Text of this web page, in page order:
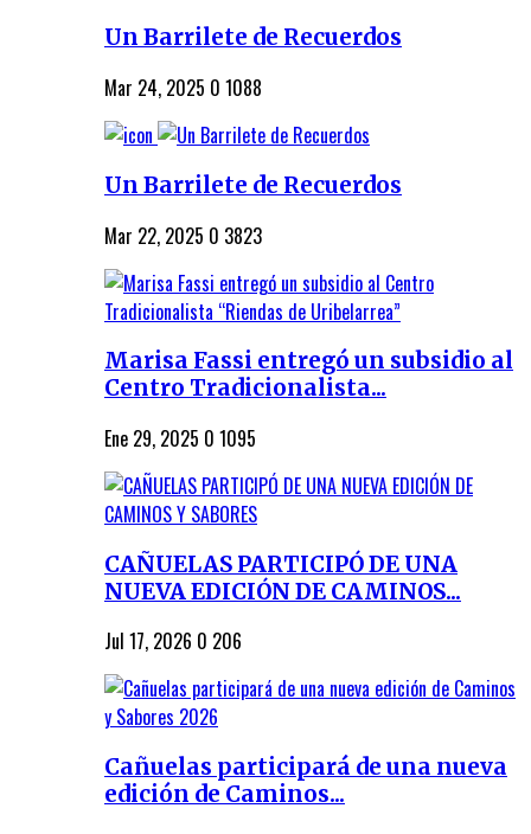
Un Barrilete de Recuerdos
Mar 24, 2025 0 1088
Un Barrilete de Recuerdos
Mar 22, 2025 0 3823
Marisa Fassi entregó un subsidio al
Centro Tradicionalista...
Ene 29, 2025 0 1095
CAÑUELAS PARTICIPÓ DE UNA
NUEVA EDICIÓN DE CAMINOS...
Jul 17, 2026 0 206
Cañuelas participará de una nueva
edición de Caminos...